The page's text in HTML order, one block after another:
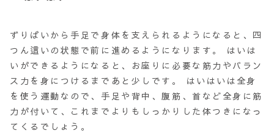
ずりばいから手足で身体を支えられるようになると、四
つん這いの状態で前に進めるようになります。 はいは
い ができるようになると、お座りに必要な筋力やバラン
ス力を身につけるまであと少しです。 はいはいは全身
を使う運動なので、手足や背中、腹筋、首など全身に筋
力が付いて、これまでよりもしっかりした体つきになっ
てくるでしょう。